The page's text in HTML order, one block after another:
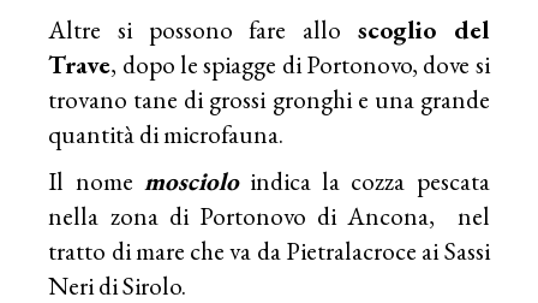
Altre si possono fare allo scoglio del
Trave, dopo le spiagge di Portonovo, dove si
trovano tane di grossi gronghi e una grande
quantità di microfauna.
Il nome moscioloindica la cozza pescata
nella zona di Portonovo di Ancona, nel
tratto di mare che va da Pietralacroce ai Sassi
Neri di Sirolo.